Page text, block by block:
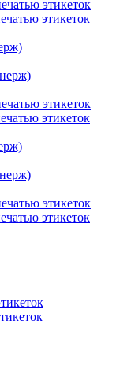
этикеток
этикеток
этикеток
этикеток
этикеток
этикеток